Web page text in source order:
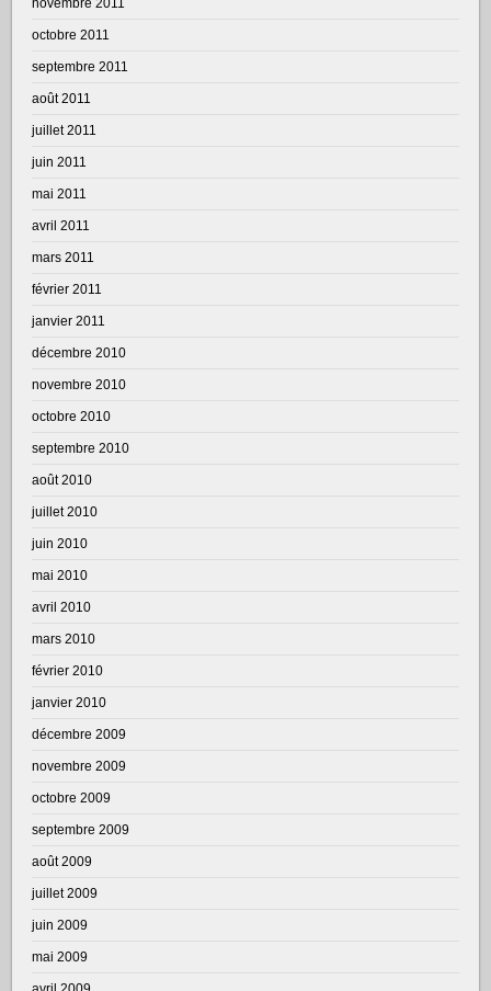
novembre 2011
octobre 2011
septembre 2011
août 2011
juillet 2011
juin 2011
mai 2011
avril 2011
mars 2011
février 2011
janvier 2011
décembre 2010
novembre 2010
octobre 2010
septembre 2010
août 2010
juillet 2010
juin 2010
mai 2010
avril 2010
mars 2010
février 2010
janvier 2010
décembre 2009
novembre 2009
octobre 2009
septembre 2009
août 2009
juillet 2009
juin 2009
mai 2009